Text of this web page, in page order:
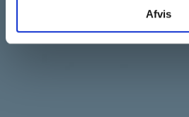
Afvis